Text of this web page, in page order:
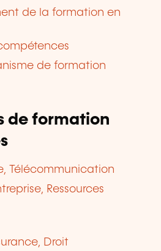
de la formation en
de formation
de formation
Télécommunication
Ressources
Droit